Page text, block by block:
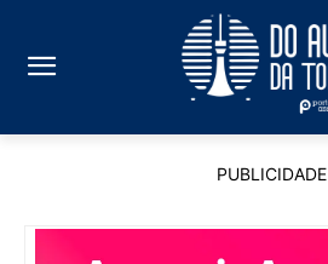
PUBLICIDADE